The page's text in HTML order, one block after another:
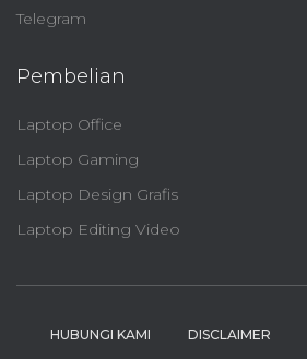
Telegram
Pembelian
Laptop Office
Laptop Gaming
Laptop Design Grafis
Laptop Editing Video
HUBUNGI KAMI DISCLAIMER